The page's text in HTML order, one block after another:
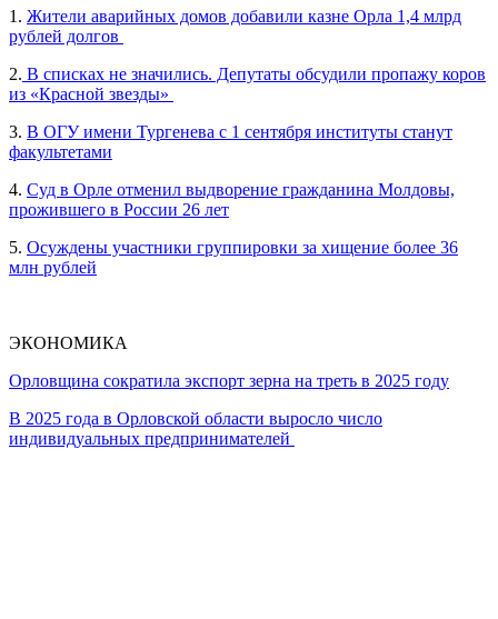
1. Жители аварийных домов добавили казне Орла 1,4 млрд
рублей долгов
2. В списках не значились. Депутаты обсудили пропажу коров
из «Красной звезды»
3. В ОГУ имени Тургенева с 1 сентября институты станут
факультетами
4. Суд в Орле отменил выдворение гражданина Молдовы,
прожившего в России 26 лет
5. Осуждены участники группировки за хищение более 36
млн рублей
ЭКОНОМИКА
Орловщина сократила экспорт зерна на треть в 2025 году
В 2025 года в Орловской области выросло число
индивидуальных предпринимателей